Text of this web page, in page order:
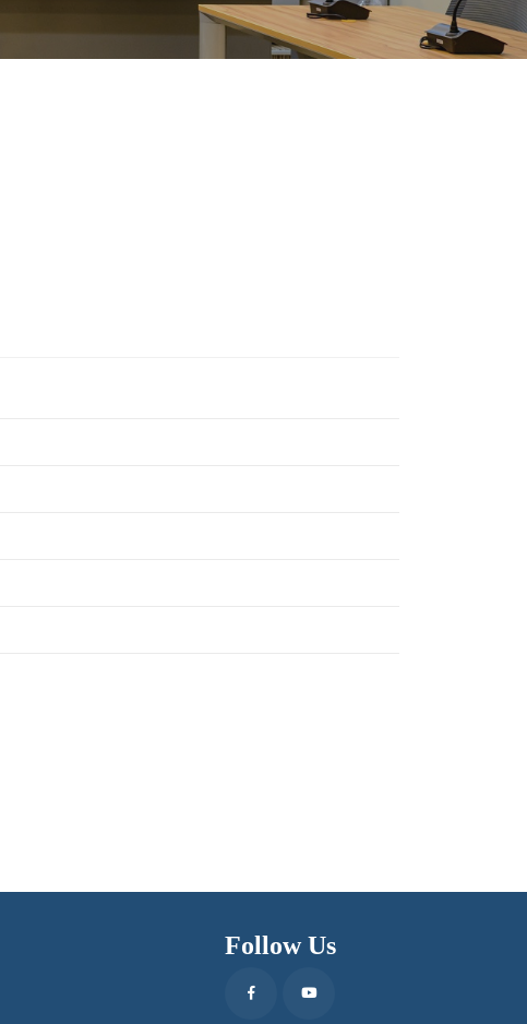
Follow Us
FacebookYoutube